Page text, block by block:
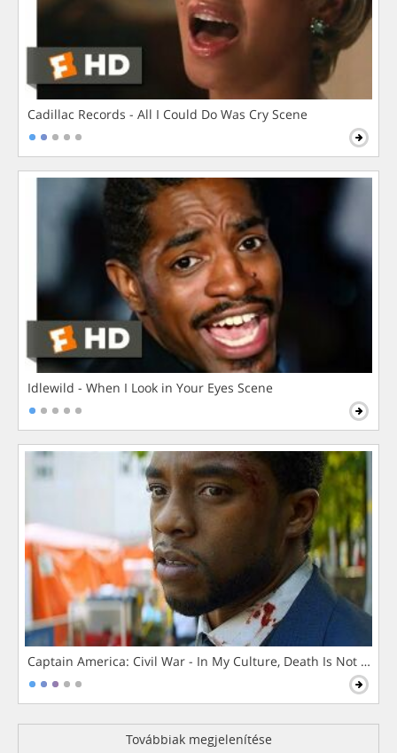
Cadillac Records - All I Could Do Was Cry Scene
Idlewild - When I Look in Your Eyes Scene
Captain America: Civil War - In My Culture, Death Is Not The
Továbbiak megjelenítése